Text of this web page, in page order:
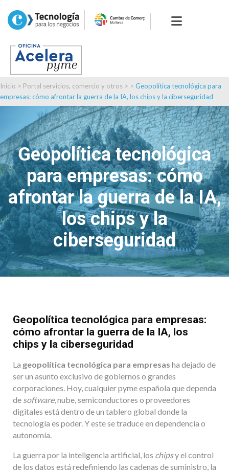
Inicio > Portal servicios, comercio y otros > > Geopolítica tecnológica para
empresas: cómo afrontar la guerra de la IA, los chips y la ciberseguridad
Geopolítica tecnológica
para empresas: cómo
afrontar la guerra de la IA,
los chips y la
ciberseguridad
Geopolítica tecnológica para empresas:
cómo afrontar la guerra de la IA, los
chips y la ciberseguridad
La geopolítica tecnológica para empresas ha dejado de
ser un asunto exclusivo de gobiernos o grandes
corporaciones. Hoy, cualquier pyme española que dependa
de software, nube, semiconductores o proveedores
digitales está dentro de un tablero global donde la
tecnología es poder. Y este se traduce en dependencia o
autonomía.
La guerra por la inteligencia artificial, los chipsy el control
de los datos está redefiniendo las cadenas de suministro, la